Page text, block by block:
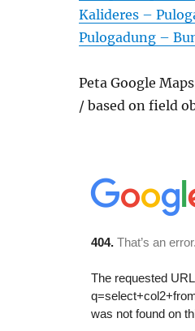
Kalideres –
Pulogadung –
Peta Google
/ based on field